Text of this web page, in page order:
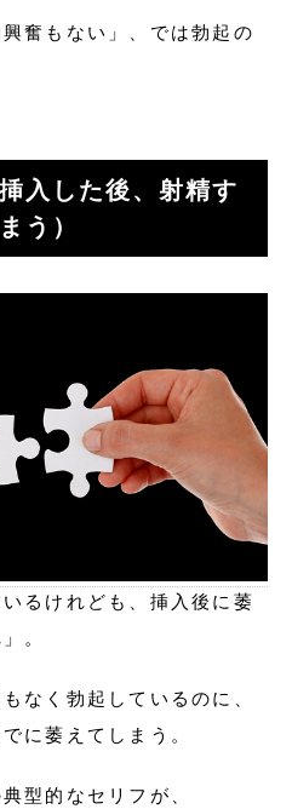
奮もない」、では勃起の
入した後、射精す
う）
るけれども、挿入後に萎
。
なく勃起しているのに、
に萎えてしまう。
型的なセリフが、